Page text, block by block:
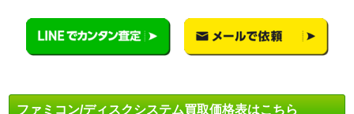
ファミコン/ディスクシステム買取価格表はこちら